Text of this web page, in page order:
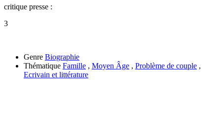
critique presse :
3
Genre Biographie
Thématique Famille , Moyen Âge , Problème de couple ,
Ecrivain et littérature